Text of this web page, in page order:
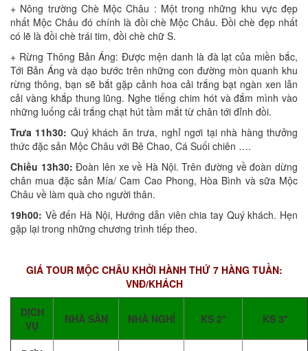
+ Nông trường Chè Mộc Châu : Một trong những khu vực đẹp
nhất Mộc Châu đó chính là đồi chè Mộc Châu. Đồi chè đẹp nhất
có lẽ là đồi chè trái tim, đồi chè chữ S.
+ Rừng Thông Bản Áng: Được mện danh là đà lạt của miền bắc,
Tới Bản Áng và dạo bước trên những con đường mòn quanh khu
rừng thông, bạn sẽ bắt gặp cảnh hoa cải trắng bạt ngàn xen lẫn
cải vàng khắp thung lũng. Nghe tiếng chim hót và đắm mình vào
những luống cải trắng chạt hút tầm mắt từ chân tới đỉnh đồi.
Trưa 11h30: Quý khách ăn trưa, nghỉ ngơi tại nhà hàng thưởng
thức đặc sản Mộc Châu với Bê Chao, Cá Suối chiên ….
Chiều 13h30: Đoàn lên xe về Hà Nội. Trên đường về đoàn dừng
chân mua đặc sản Mía/ Cam Cao Phong, Hòa Bình và sữa Mộc
Châu về làm quà cho người thân.
19h00: Về đến Hà Nội, Hướng dẫn viên chia tay Quý khách. Hẹn
gặp lại trong những chương trình tiếp theo.
GIÁ TOUR MỘC CHÂU KHỞI HÀNH THỨ 7 HÀNG TUẦN:
VNĐ/KHÁCH
DỊCH
VỤ
NHÀ SÀN NHÀ NGHỈ KS 2* KS 3*